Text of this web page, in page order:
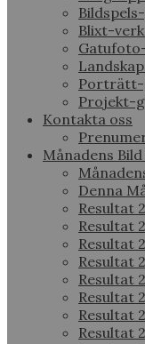
Blixt-
Porträtt-
Projekt-
Kontakta oss
Månadens
Denna
Resultat
Resultat
Resultat
Resultat
Resultat
Resultat
Resultat
Resultat